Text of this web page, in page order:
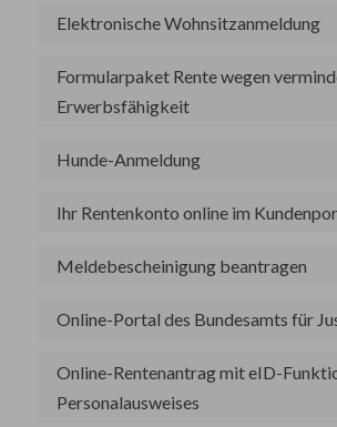
Elektronische Wohnsitzanmeldung
Formularpaket Rente wegen
Erwerbsfähigkeit
Hunde-Anmeldung
Ihr Rentenkonto online im
Meldebescheinigung beantragen
Online-Portal des Bundesamts für
Online-Rentenantrag mit eID-
Personalausweises